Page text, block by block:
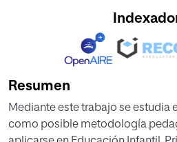
Resumen
Mediante este trabajo se estudia
como posible metodología